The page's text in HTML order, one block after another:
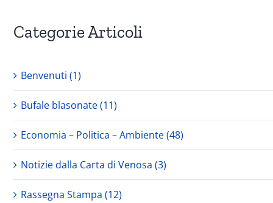
Categorie Articoli
Benvenuti (1)
Bufale blasonate (11)
Economia – Politica – Ambiente (48)
Notizie dalla Carta di Venosa (3)
Rassegna Stampa (12)